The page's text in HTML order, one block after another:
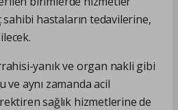
sahibi hastaların tedavilerine,
yanık ve organ nakli gibi
aynı zamanda acil
sağlık hizmetlerine de